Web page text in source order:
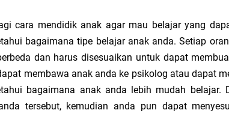
cara mendidik anak agar mau belajar yang
bagaimana tipe belajar anak anda. Setiap
dan harus disesuaikan untuk dapat
membawa anak anda ke psikolog atau dapat
bagaimana anak anda lebih mudah belajar.
tersebut, kemudian anda pun dapat